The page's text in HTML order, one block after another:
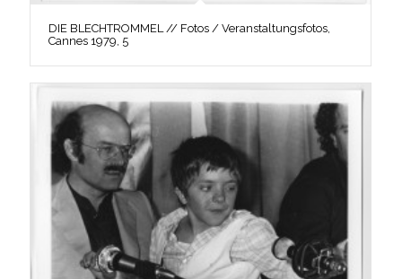
DIE BLECHTROMMEL // Fotos / Veranstaltungsfotos,
Cannes 1979, 5